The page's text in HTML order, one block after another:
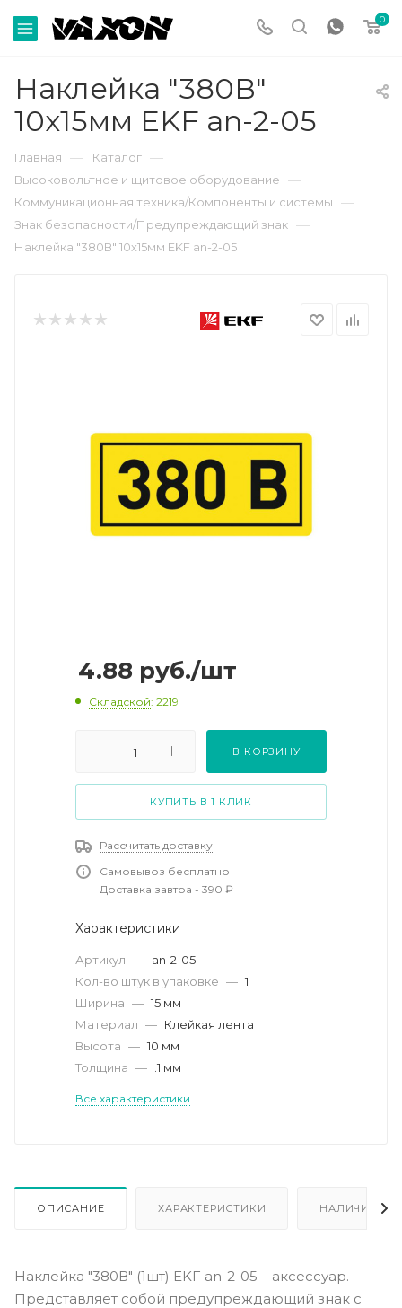
0
Наклейка "380В"
10х15мм EKF an-2-05
Главная — Каталог —
Высоковольтное и щитовое оборудование —
Коммуникационная техника/Компоненты и системы —
Знак безопасности/Предупреждающий знак —
Наклейка "380В" 10х15мм EKF an-2-05
4.88 руб./шт
Складской: 2219
В КОРЗИНУ
КУПИТЬ В 1 КЛИК
Рассчитать доставку
Самовывоз бесплатно
Доставка завтра - 390 ₽
Характеристики
Артикул — an-2-05
Кол-во штук в упаковке — 1
Ширина — 15 мм
Материал — Клейкая лента
Высота — 10 мм
Толщина — .1 мм
Все характеристики
ОПИСАНИЕ ХАРАКТЕРИСТИКИ НАЛИЧИЕ
Наклейка "380В" (1шт) EKF an-2-05 – аксессуар.
Представляет собой предупреждающий знак с